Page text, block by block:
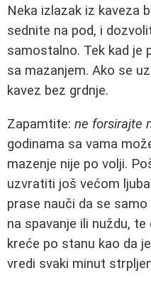
Neka izlazak iz kaveza
sednite na pod, i
samostalno. Tek kad je
sa mazanjem. Ako se
kavez bez grdnje.
Zapamtite: ne forsirajte
godinama sa vama
mazenje nije po volji.
uzvratiti još većom
prase nauči da se
na spavanje ili nuždu,
kreće po stanu kao da
vredi svaki minut